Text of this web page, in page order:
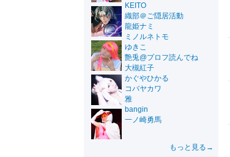
KEITO
織部＠ご隠居活動
龍姫ナミ
ミノルネトモ
ゆきこ
艶兎@プロフ読んでね
大槻紅子
かぐやひかる
コバヤカワ
雅
bangin
一ノ崎勇馬
もっと見る→